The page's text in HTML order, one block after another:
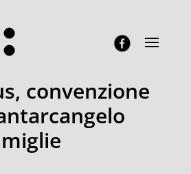
convenzione